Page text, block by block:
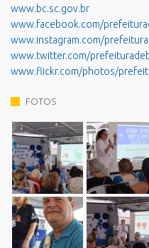
www.bc.sc.gov.br
www.facebook.com/
www.instagram.com/
www.twitter.com/
www.flickr.com/photos/
FOTOS